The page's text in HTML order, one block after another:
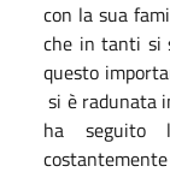
con la sua
che in tanti si
questo
si è radunata
ha seguito